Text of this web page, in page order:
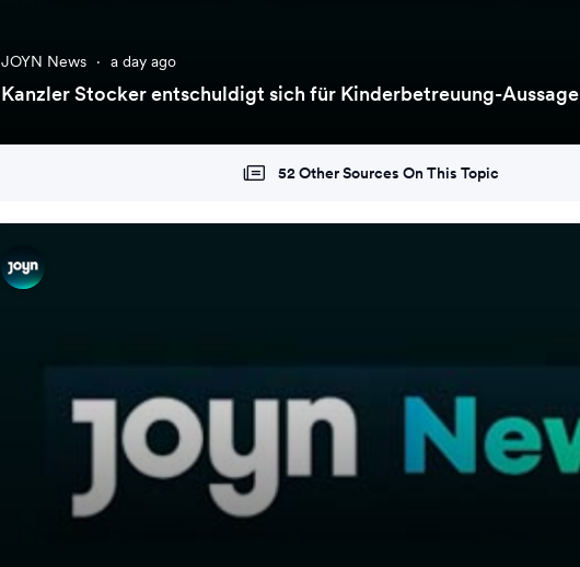
JOYN News · a day ago
Kanzler Stocker entschuldigt sich für Kinderbetreuung-Aussage
52 Other Sources On This Topic